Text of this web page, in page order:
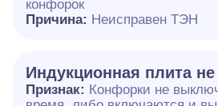
конфорок
Причина: Неисправен ТЭН
Индукционная плита
Признак: Конфорки не